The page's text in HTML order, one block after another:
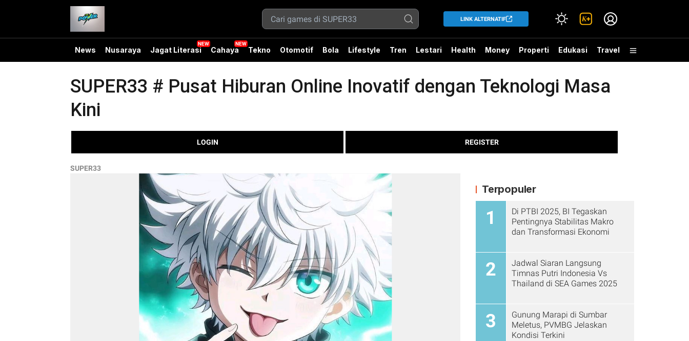
LINK ALTERNATIF
News Nusaraya Jagat Literasi Cahaya Tekno Otomotif Bola Lifestyle Tren Lestari Health Money Properti Edukasi Travel
SUPER33 # Pusat Hiburan Online Inovatif dengan Teknologi Masa
Kini
LOGIN REGISTER
SUPER33
Terpopuler
1
Di PTBI 2025, BI Tegaskan
Pentingnya Stabilitas Makro
dan Transformasi Ekonomi
2
Jadwal Siaran Langsung
Timnas Putri Indonesia Vs
Thailand di SEA Games 2025
3
Gunung Marapi di Sumbar
Meletus, PVMBG Jelaskan
Kondisi Terkini